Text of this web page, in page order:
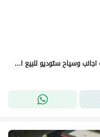
اكسب 150دولار يوميا واستثمر في منطقه اجانب وسياح ستوديو للبيع امام فندق الواحه وبجوار الاهرامات بمقدم 35% فقط